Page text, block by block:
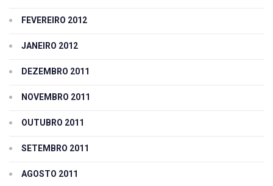
FEVEREIRO 2012
JANEIRO 2012
DEZEMBRO 2011
NOVEMBRO 2011
OUTUBRO 2011
SETEMBRO 2011
AGOSTO 2011